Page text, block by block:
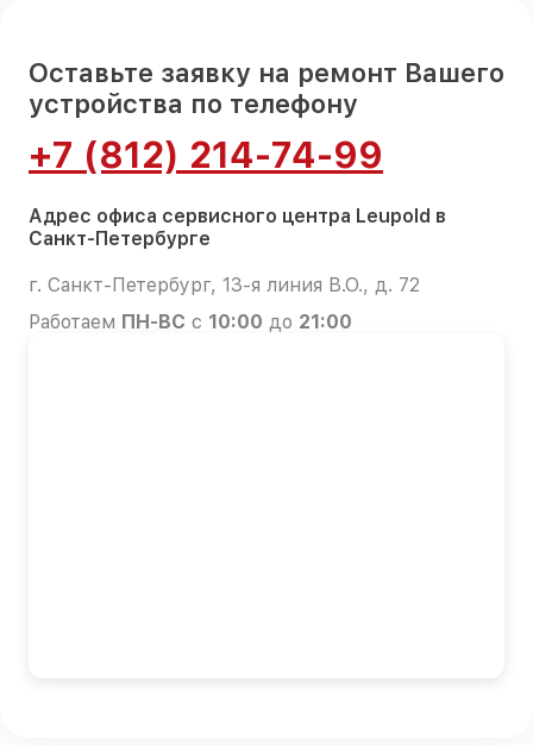
Оставьте заявку на ремонт Вашего
устройства по телефону
+7 (812) 214-74-99
Адрес офиса сервисного центра Leupold в
Санкт-Петербурге
г. Санкт-Петербург, 13-я линия В.О., д. 72
Работаем ПН-ВС с 10:00 до 21:00